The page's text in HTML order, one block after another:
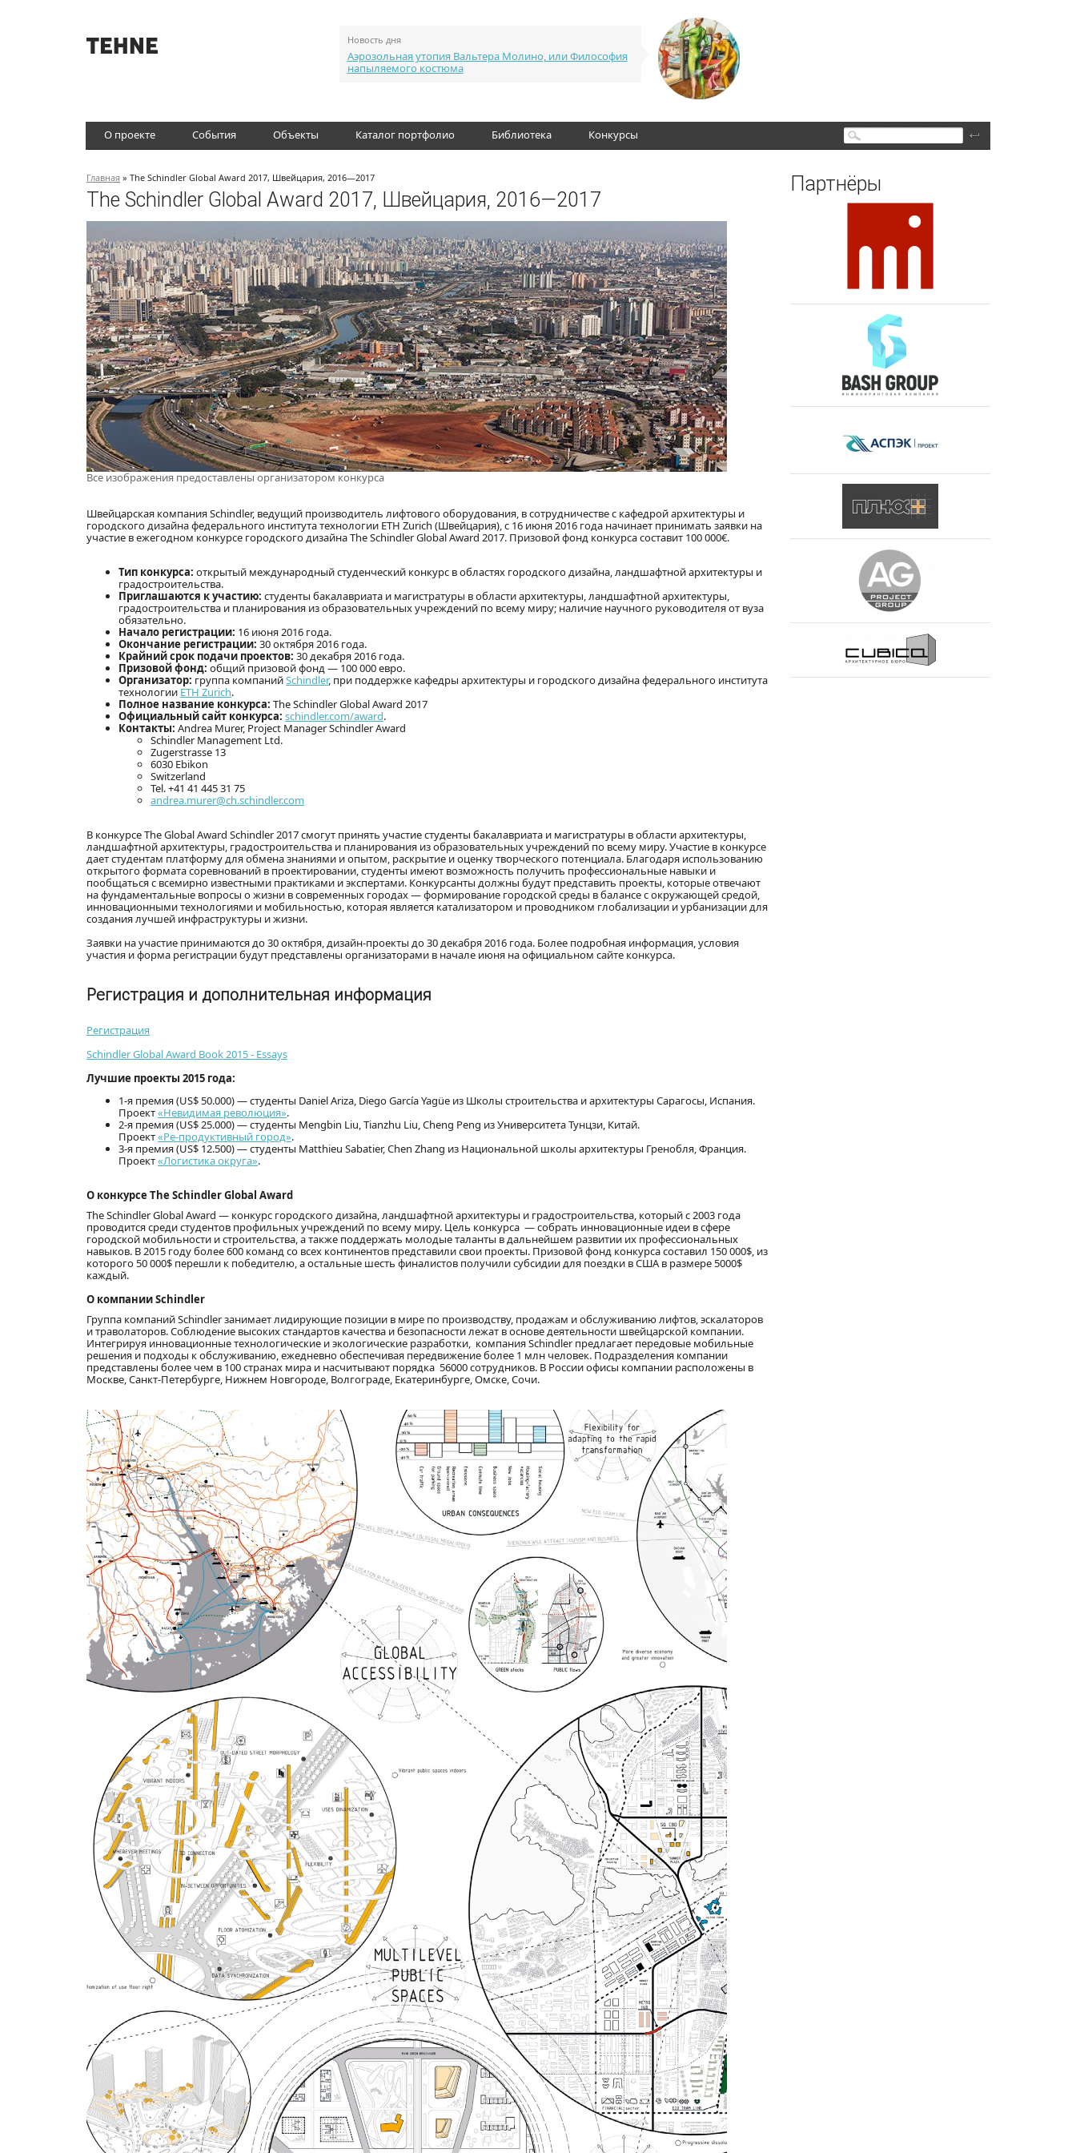
Новость дня
Аэрозольная утопия Вальтера Молино, или Философия
напыляемого костюма
О проекте События Объекты Каталог портфолио Библиотека Конкурсы Поиск
Главная » The Schindler Global Award 2017, Швейцария, 2016—2017
The Schindler Global Award 2017, Швейцария, 2016—2017
Все изображения предоставлены организатором конкурса
Швейцарская компания Schindler, ведущий производитель лифтового оборудования, в сотрудничестве с кафедрой архитектуры и
городского дизайна федерального института технологии ETH Zurich (Швейцария), с 16 июня 2016 года начинает принимать заявки на
участие в ежегодном конкурсе городского дизайна The Schindler Global Award 2017. Призовой фонд конкурса составит 100 000€.
Тип конкурса: открытый международный студенческий конкурс в областях городского дизайна, ландшафтной архитектуры и
градостроительства.
Приглашаются к участию: студенты бакалавриата и магистратуры в области архитектуры, ландшафтной архитектуры,
градостроительства и планирования из образовательных учреждений по всему миру; наличие научного руководителя от вуза
обязательно.
Начало регистрации: 16 июня 2016 года.
Окончание регистрации: 30 октября 2016 года.
Крайний срок подачи проектов: 30 декабря 2016 года.
Призовой фонд: общий призовой фонд — 100 000 евро.
Организатор: группа компанийSchindler, при поддержке кафедры архитектуры и городского дизайна федерального института
технологии ETH Zurich.
Полное название конкурса: The Schindler Global Award 2017
Официальный сайт конкурса: schindler.com/award.
Контакты: Andrea Murer, Project Manager Schindler Award
Schindler Management Ltd.
Zugerstrasse 13
6030 Ebikon
Switzerland
Tel. +41 41 445 31 75
andrea.murer@ch.schindler.com
В конкурсе The Global Award Schindler 2017 смогут принять участие студенты бакалавриата и магистратуры в области архитектуры,
ландшафтной архитектуры, градостроительства и планирования из образовательных учреждений по всему миру. Участие в конкурсе
дает студентам платформу для обмена знаниями и опытом, раскрытие и оценку творческого потенциала. Благодаря использованию
открытого формата соревнований в проектировании, студенты имеют возможность получить профессиональные навыки и
пообщаться с всемирно известными практиками и экспертами. Конкурсанты должны будут представить проекты, которые отвечают
на фундаментальные вопросы о жизни в современных городах — формирование городской среды в балансе с окружающей средой,
инновационными технологиями и мобильностью, которая является катализатором и проводником глобализации и урбанизации для
создания лучшей инфраструктуры и жизни.
Заявки на участие принимаются до 30 октября, дизайн-проекты до 30 декабря 2016 года. Более подробная информация, условия
участия и форма регистрации будут представлены организаторами в начале июня на официальном сайте конкурса.
Регистрация и дополнительная информация
Регистрация
Schindler Global Award Book 2015 - Essays
Лучшие проекты 2015 года:
1-я премия (US$ 50.000) — студенты Daniel Ariza, Diego García Yagüe из Школы строительства и архитектуры Сарагосы, Испания.
Проект«Невидимая революция».
2-я премия (US$ 25.000) — студенты Mengbin Liu, Tianzhu Liu, Cheng Peng из Университета Тунцзи, Китай.
Проект«Ре-продуктивный город».
3-я премия (US$ 12.500) — студенты Matthieu Sabatier, Chen Zhang из Национальной школы архитектуры Гренобля, Франция.
Проект«Логистика округа».
О конкурсе The Schindler Global Award
The Schindler Global Award — конкурс городского дизайна, ландшафтной архитектуры и градостроительства, который с 2003 года
проводится среди студентов профильных учреждений по всему миру. Цель конкурса — собрать инновационные идеи в сфере
городской мобильности и строительства, а также поддержать молодые таланты в дальнейшем развитии их профессиональных
навыков. В 2015 году более 600 команд со всех континентов представили свои проекты. Призовой фонд конкурса составил 150 000$, из
которого 50 000$ перешли к победителю, а остальные шесть финалистов получили субсидии для поездки в США в размере 5000$
каждый.
О компании Schindler
Группа компаний Schindler занимает лидирующие позиции в мире по производству, продажам и обслуживанию лифтов, эскалаторов
и траволаторов. Соблюдение высоких стандартов качества и безопасности лежат в основе деятельности швейцарской компании.
Интегрируя инновационные технологические и экологические разработки, компания Schindler предлагает передовые мобильные
решения и подходы к обслуживанию, ежедневно обеспечивая передвижение более 1 млн человек. Подразделения компании
представлены более чем в 100 странах мира и насчитывают порядка 56000 сотрудников. В России офисы компании расположены в
Москве, Санкт-Петербурге, Нижнем Новгороде, Волгограде, Екатеринбурге, Омске, Сочи.
Партнёры